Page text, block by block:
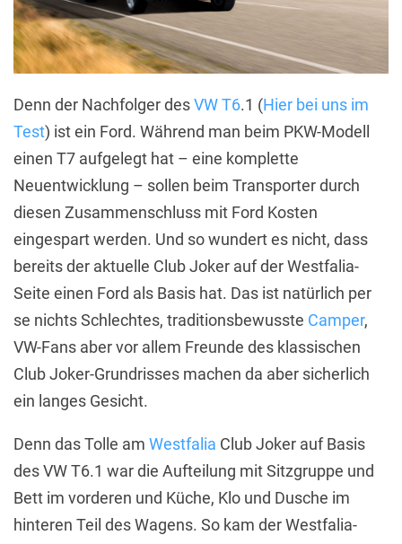
Denn der Nachfolger desVW T6.1 (Hier bei uns im
Test) ist ein Ford. Während man beim PKW-Modell
einen T7 aufgelegt hat – eine komplette
Neuentwicklung – sollen beim Transporter durch
diesen Zusammenschluss mit Ford Kosten
eingespart werden. Und so wundert es nicht, dass
bereits der aktuelle Club Joker auf der Westfalia-
Seite einen Ford als Basis hat. Das ist natürlich per
se nichts Schlechtes, traditionsbewusste Camper,
VW-Fans aber vor allem Freunde des klassischen
Club Joker-Grundrisses machen da aber sicherlich
ein langes Gesicht.
Denn das Tolle am Westfalia Club Joker auf Basis
des VW T6.1 war die Aufteilung mit Sitzgruppe und
Bett im vorderen und Küche, Klo und Dusche im
hinteren Teil des Wagens. So kam der Westfalia-